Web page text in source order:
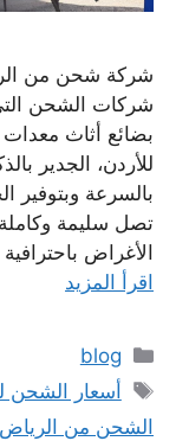
شركة شحن من
شركات الشحن
بضائع أثاث
للأردن، الجدير
بالسرعة وبتوفير
تصل سليمة
الأغراض
اقرأ المزيد
التصنيفات
blog
الوسوم
أسعار الشحن
الشحن من الرياض